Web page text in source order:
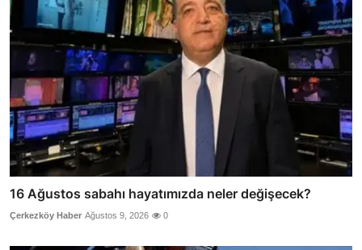
16 Ağustos sabahı hayatımızda neler değişecek?
Çerkezköy Haber Ağustos 9, 2026 0